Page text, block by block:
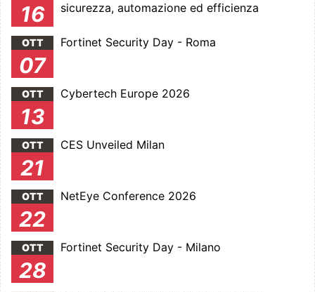
16
sicurezza, automazione ed efficienza
OTT
07
Fortinet Security Day - Roma
OTT
13
Cybertech Europe 2026
OTT
21
CES Unveiled Milan
OTT
22
NetEye Conference 2026
OTT
28
Fortinet Security Day - Milano